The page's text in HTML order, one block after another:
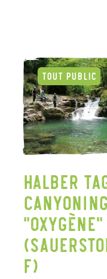
Halber
Canyoning
"Oxygène"
f)